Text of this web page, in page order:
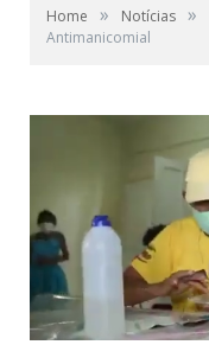
Home » Notícias »
Antimanicomial